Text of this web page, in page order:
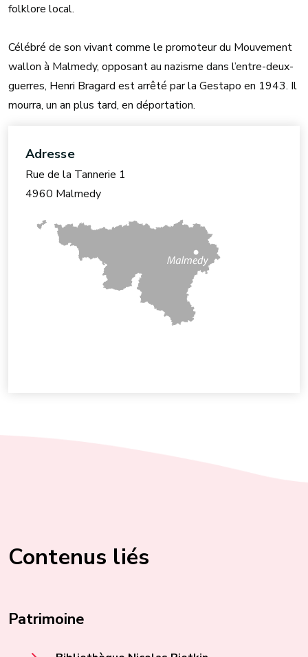
folklore local.
Célébré de son vivant comme le promoteur du Mouvement
wallon à Malmedy, opposant au nazisme dans l’entre-deux-
guerres, Henri Bragard est arrêté par la Gestapo en 1943. Il
mourra, un an plus tard, en déportation.
Adresse
Rue de la Tannerie 1
4960 Malmedy
Contenus liés
Patrimoine